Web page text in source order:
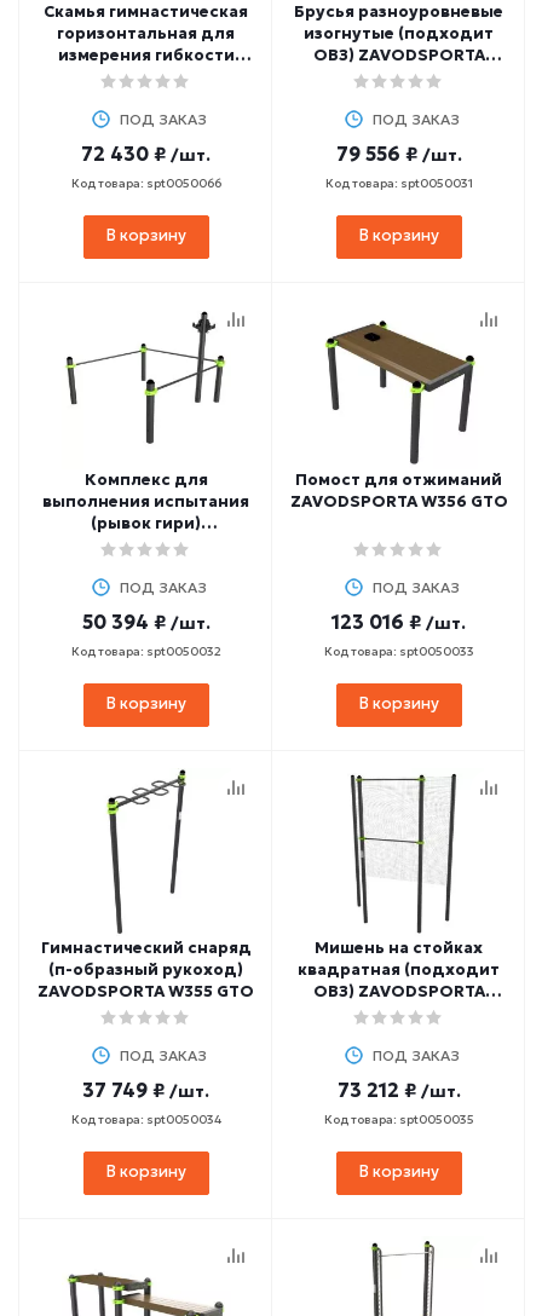
Скамья гимнастическая
горизонтальная для
измерения гибкости
ZAVODSPORTA W332 GTO
ПОД ЗАКАЗ
72 430 ₽ /шт.
Код товара: spt0050066
В корзину
Брусья разноуровневые
изогнутые (подходит
ОВЗ) ZAVODSPORTA
W360 GTO
ПОД ЗАКАЗ
79 556 ₽ /шт.
Код товара: spt0050031
В корзину
Комплекс для
выполнения испытания
(рывок гири)
ZAVODSPORTA W357 GTO
ПОД ЗАКАЗ
50 394 ₽ /шт.
Код товара: spt0050032
В корзину
Помост для отжиманий
ZAVODSPORTA W356 GTO
ПОД ЗАКАЗ
123 016 ₽ /шт.
Код товара: spt0050033
В корзину
Гимнастический снаряд
(п-образный рукоход)
ZAVODSPORTA W355 GTO
ПОД ЗАКАЗ
37 749 ₽ /шт.
Код товара: spt0050034
В корзину
Мишень на стойках
квадратная (подходит
ОВЗ) ZAVODSPORTA
W353 GTO
ПОД ЗАКАЗ
73 212 ₽ /шт.
Код товара: spt0050035
В корзину